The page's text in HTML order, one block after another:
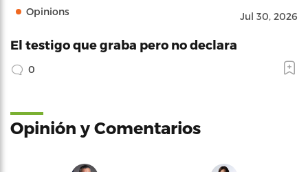
Opinions Jul 30, 2026
El testigo que graba pero no declara
0
Opinión y Comentarios